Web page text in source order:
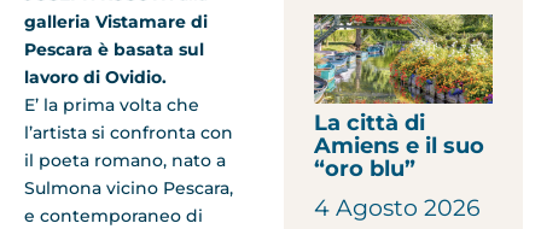
galleria Vistamare di
Pescara è basata sul
lavoro di Ovidio.
E’ la prima volta che
l’artista si confronta con
il poeta romano, nato a
Sulmona vicino Pescara,
e contemporaneo di
La città di
Amiens e il suo
“oro blu”
4 Agosto 2026